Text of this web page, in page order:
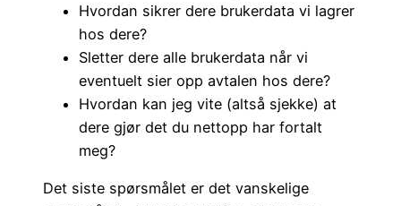
Hvordan sikrer dere brukerdata vi lagrer
hos dere?
Sletter dere alle brukerdata når vi
eventuelt sier opp avtalen hos dere?
Hvordan kan jeg vite (altså sjekke) at
dere gjør det du nettopp har fortalt
meg?
Det siste spørsmålet er det vanskelige